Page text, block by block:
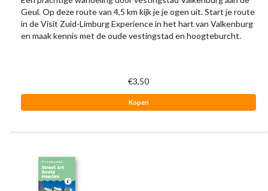
Geul. Op deze route van 4,5 km kijk je je ogen uit. Start je route
in de Visit Zuid-Limburg Experience in het hart van Valkenburg
en maak kennis met de oude vestingstad en hoogteburcht.
€3,50
Kopen